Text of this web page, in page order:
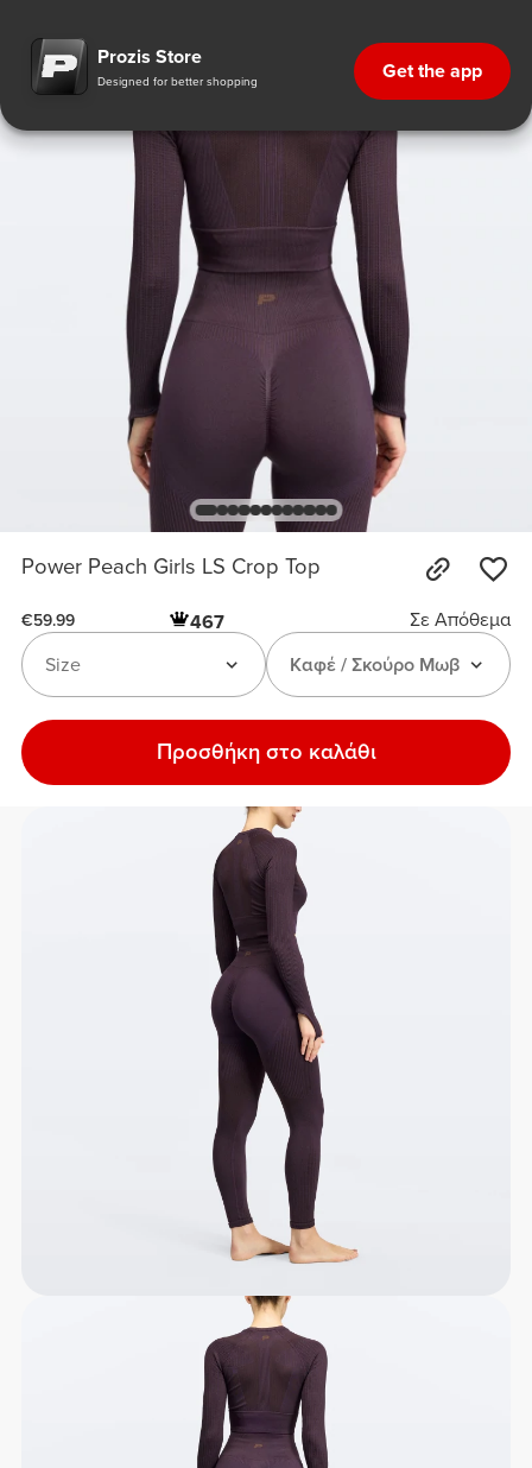
Prozis Store
Designed for better shopping Get the app
Power Peach Girls LS Crop Top
€59.99 467
Σε Απόθεμα
Καφέ / Σκούρο Μωβ
Size
Προσθήκη στο καλάθι